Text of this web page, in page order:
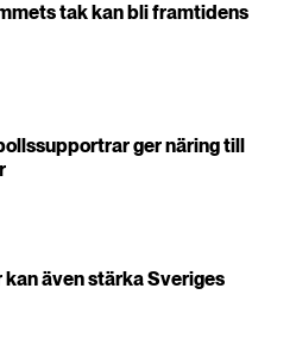
tak kan bli framtidens
ger näring till
även stärka Sveriges